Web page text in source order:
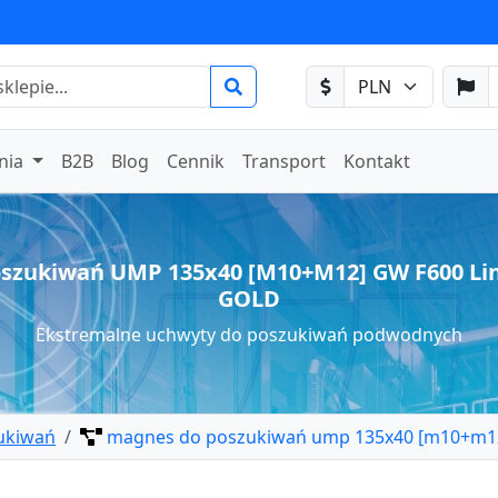
B2B Blog Cennik Transport Kontakt
UMP 135x40 [M10+M12] GW F600
GOLD
Ekstremalne uchwyty do poszukiwań podwodnych
magnes do poszukiwań ump 135x40
uchwyty magnetyczne do poszukiwań